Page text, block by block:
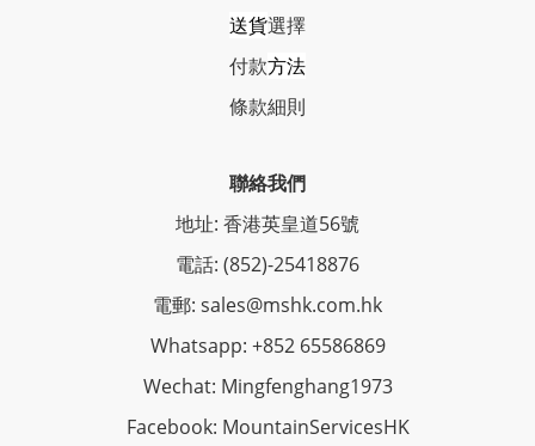
送貨選擇
付款方法
條款細則
聯絡我們
地址: 香港英皇道56號
電話: (852)-25418876
電郵: sales@mshk.com.hk
Whatsapp: +852 65586869
Wechat: Mingfenghang1973
Facebook: MountainServicesHK